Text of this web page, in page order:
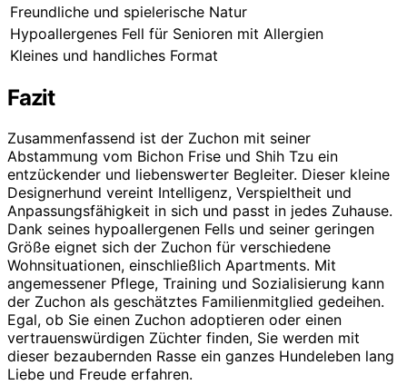
Freundliche und spielerische Natur
Hypoallergenes Fell für Senioren mit Allergien
Kleines und handliches Format
Fazit
Zusammenfassend ist der Zuchon mit seiner
Abstammung vom Bichon Frise und Shih Tzu ein
entzückender und liebenswerter Begleiter. Dieser kleine
Designerhund vereint Intelligenz, Verspieltheit und
Anpassungsfähigkeit in sich und passt in jedes Zuhause.
Dank seines hypoallergenen Fells und seiner geringen
Größe eignet sich der Zuchon für verschiedene
Wohnsituationen, einschließlich Apartments. Mit
angemessener Pflege, Training und Sozialisierung kann
der Zuchon als geschätztes Familienmitglied gedeihen.
Egal, ob Sie einen Zuchon adoptieren oder einen
vertrauenswürdigen Züchter finden, Sie werden mit
dieser bezaubernden Rasse ein ganzes Hundeleben lang
Liebe und Freude erfahren.